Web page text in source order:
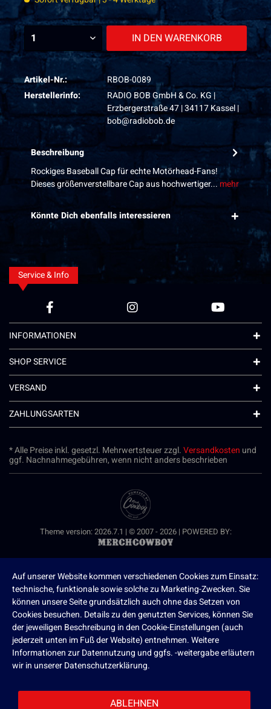
IN DEN WARENKORB
Artikel-Nr.:
RBOB-0089
Herstellerinfo:
RADIO BOB GmbH & Co. KG |
Erzbergerstraße 47 | 34117 Kassel |
bob@radiobob.de
Beschreibung
Rockiges Baseball Cap für echte Motörhead-Fans!
Dieses größenverstellbare Cap aus hochwertiger... mehr
Könnte Dich ebenfalls interessieren
Service & Info
INFORMATIONEN
SHOP SERVICE
VERSAND
ZAHLUNGSARTEN
* Alle Preise inkl. gesetzl. Mehrwertsteuer zzgl.Versandkosten und
ggf. Nachnahmegebühren, wenn nicht anders beschrieben
Theme version: 2026.7.1 | © 2007 - 2026 | POWERED BY:
Auf unserer Website kommen verschiedenen Cookies zum Einsatz:
technische, funktionale sowie solche zu Marketing-Zwecken. Sie
können unsere Seite grundsätzlich auch ohne das Setzen von
Cookies besuchen. Details zu den genutzten Services, können Sie
der jeweiligen Beschreibung in den Cookie-Einstellungen (auch
jederzeit unten im Fuß der Website) entnehmen. Weitere
Informationen zur Datennutzung und ggfs. -weitergabe erläutern
wir in unserer Datenschutzerklärung.
ABLEHNEN